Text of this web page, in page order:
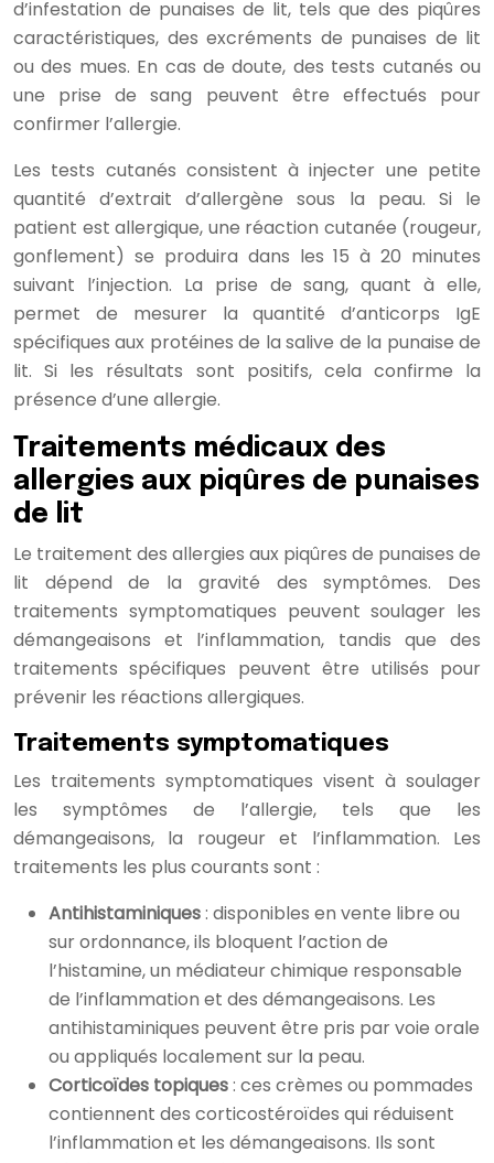
d’infestation de punaises de lit, tels que des piqûres
caractéristiques, des excréments de punaises de lit
ou des mues. En cas de doute, des tests cutanés ou
une prise de sang peuvent être effectués pour
confirmer l’allergie.
Les tests cutanés consistent à injecter une petite
quantité d’extrait d’allergène sous la peau. Si le
patient est allergique, une réaction cutanée (rougeur,
gonflement) se produira dans les 15 à 20 minutes
suivant l’injection. La prise de sang, quant à elle,
permet de mesurer la quantité d’anticorps IgE
spécifiques aux protéines de la salive de la punaise de
lit. Si les résultats sont positifs, cela confirme la
présence d’une allergie.
Traitements médicaux des
allergies aux piqûres de punaises
de lit
Le traitement des allergies aux piqûres de punaises de
lit dépend de la gravité des symptômes. Des
traitements symptomatiques peuvent soulager les
démangeaisons et l’inflammation, tandis que des
traitements spécifiques peuvent être utilisés pour
prévenir les réactions allergiques.
Traitements symptomatiques
Les traitements symptomatiques visent à soulager
les symptômes de l’allergie, tels que les
démangeaisons, la rougeur et l’inflammation. Les
traitements les plus courants sont :
Antihistaminiques: disponibles en vente libre ou
sur ordonnance, ils bloquent l’action de
l’histamine, un médiateur chimique responsable
de l’inflammation et des démangeaisons. Les
antihistaminiques peuvent être pris par voie orale
ou appliqués localement sur la peau.
Corticoïdes topiques: ces crèmes ou pommades
contiennent des corticostéroïdes qui réduisent
l’inflammation et les démangeaisons. Ils sont